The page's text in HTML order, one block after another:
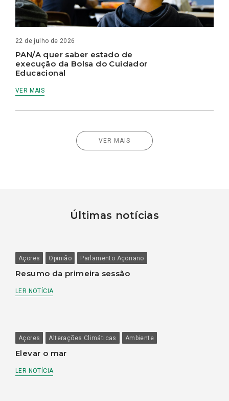
22 de julho de 2026
PAN/A quer saber estado de
execução da Bolsa do Cuidador
Educacional
VER MAIS
VER MAIS
Últimas notícias
Açores Opinião Parlamento Açoriano
Resumo da primeira sessão
LER NOTÍCIA
Açores Alterações Climáticas Ambiente
Elevar o mar
LER NOTÍCIA